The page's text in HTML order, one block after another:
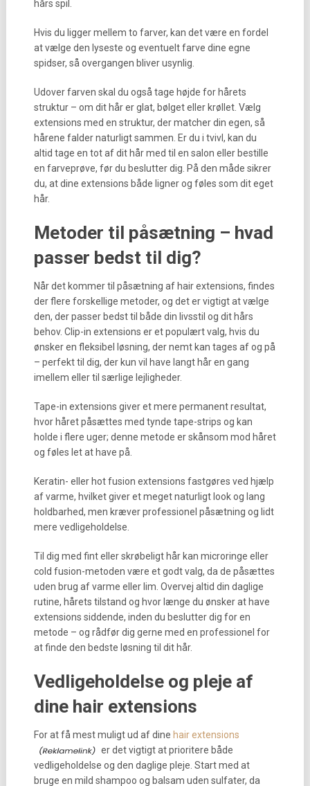
hårs spil.
Hvis du ligger mellem to farver, kan det være en fordel
at vælge den lyseste og eventuelt farve dine egne
spidser, så overgangen bliver usynlig.
Udover farven skal du også tage højde for hårets
struktur – om dit hår er glat, bølget eller krøllet. Vælg
extensions med en struktur, der matcher din egen, så
hårene falder naturligt sammen. Er du i tvivl, kan du
altid tage en tot af dit hår med til en salon eller bestille
en farveprøve, før du beslutter dig. På den måde sikrer
du, at dine extensions både ligner og føles som dit eget
hår.
Metoder til påsætning – hvad
passer bedst til dig?
Når det kommer til påsætning af hair extensions, findes
der flere forskellige metoder, og det er vigtigt at vælge
den, der passer bedst til både din livsstil og dit hårs
behov. Clip-in extensions er et populært valg, hvis du
ønsker en fleksibel løsning, der nemt kan tages af og på
– perfekt til dig, der kun vil have langt hår en gang
imellem eller til særlige lejligheder.
Tape-in extensions giver et mere permanent resultat,
hvor håret påsættes med tynde tape-strips og kan
holde i flere uger; denne metode er skånsom mod håret
og føles let at have på.
Keratin- eller hot fusion extensions fastgøres ved hjælp
af varme, hvilket giver et meget naturligt look og lang
holdbarhed, men kræver professionel påsætning og lidt
mere vedligeholdelse.
Til dig med fint eller skrøbeligt hår kan microringe eller
cold fusion-metoden være et godt valg, da de påsættes
uden brug af varme eller lim. Overvej altid din daglige
rutine, hårets tilstand og hvor længe du ønsker at have
extensions siddende, inden du beslutter dig for en
metode – og rådfør dig gerne med en professionel for
at finde den bedste løsning til dit hår.
Vedligeholdelse og pleje af
dine hair extensions
For at få mest muligt ud af dine hair extensions
er det vigtigt at prioritere både
vedligeholdelse og den daglige pleje. Start med at
bruge en mild shampoo og balsam uden sulfater, da